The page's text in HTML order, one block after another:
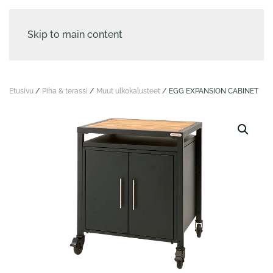
Skip to main content
Etusivu / Piha & terassi / Muut ulko­kalusteet / EGG EXPANSION CABINET